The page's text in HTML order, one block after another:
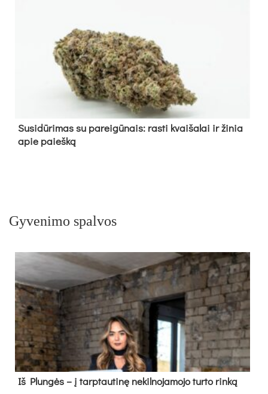
Su­si­dū­ri­mas su pa­rei­gū­nais: ras­ti kvai­ša­lai ir ži­nia
apie paieš­ką
Gyvenimo spalvos
Iš Plungės – į tarptautinę nekilnojamojo turto rinką